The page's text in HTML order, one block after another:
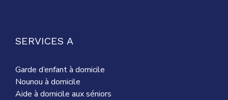
SERVICES A
Garde d’enfant à domicile
Nounou à domicile
Aide à domicile aux séniors